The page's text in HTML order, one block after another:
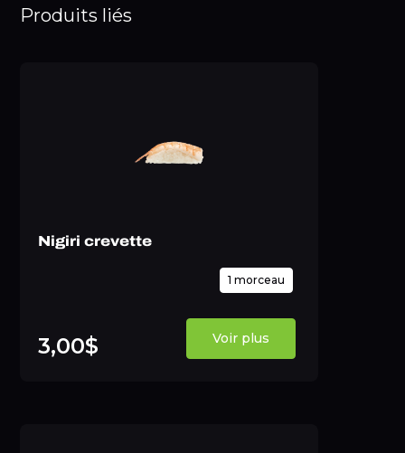
Produits liés
Nigiri crevette
1 morceau
3,00$ Voir plus